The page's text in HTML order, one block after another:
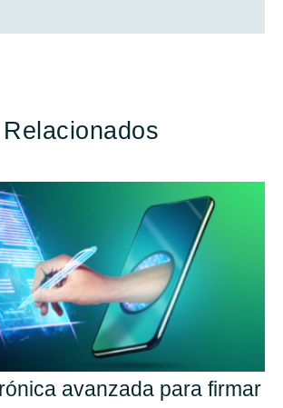
avanzada para firmar